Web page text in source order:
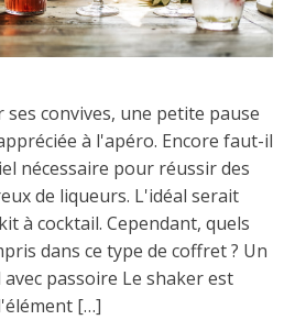
convives, une petite pause
à l'apéro. Encore faut-il
nécessaire pour réussir des
de liqueurs. L'idéal serait
à cocktail. Cependant, quels
dans ce type de coffret ? Un
passoire Le shaker est
[…]